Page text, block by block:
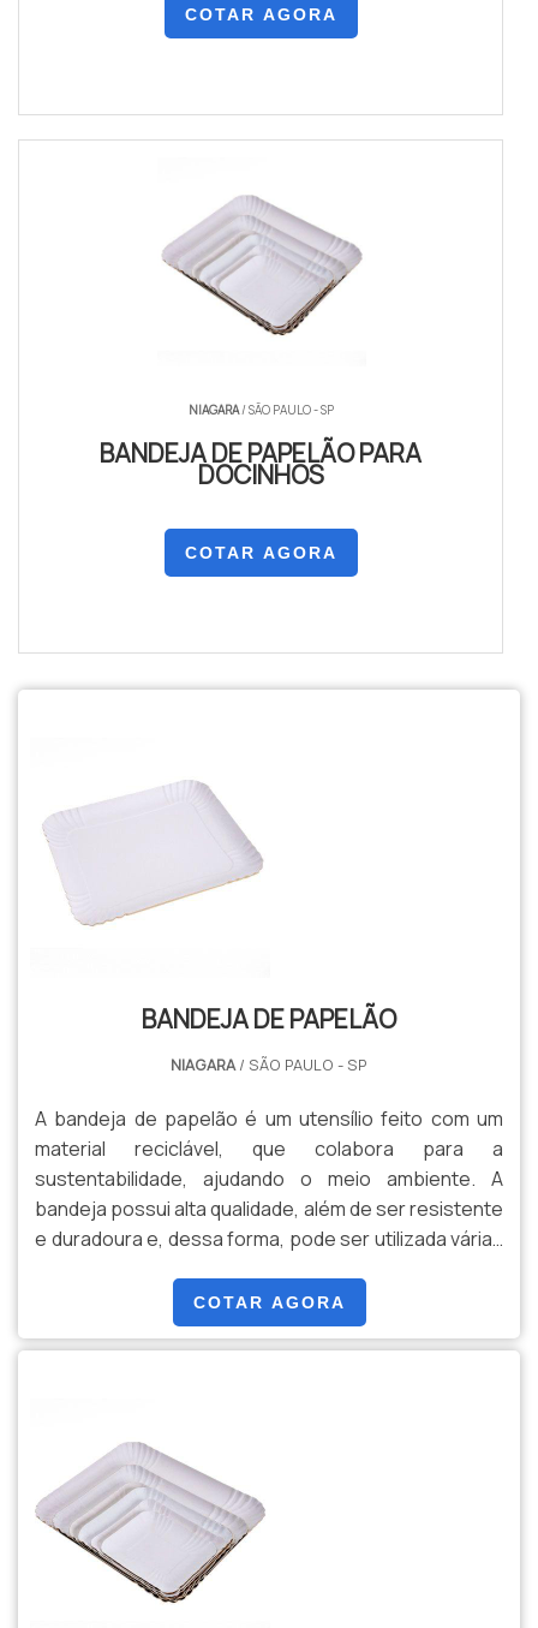
COTAR AGORA
NIAGARA/ SÃO PAULO - SP
BANDEJA DE PAPELÃO PARA
DOCINHOS
COTAR AGORA
BANDEJA DE PAPELÃO
NIAGARA/ SÃO PAULO - SP
A bandeja de papelão é um utensílio feito com um
material reciclável, que colabora para a
sustentabilidade, ajudando o meio ambiente. A
bandeja possui alta qualidade, além de ser resistente
e duradoura e, dessa forma, pode ser utilizada várias
personalizada através de diferentes tamanhos,
formatos e cores, que podem ser escolhidos pelo
cliente, de acordo com sua preferência.O PRODUTO
COTAR AGORA